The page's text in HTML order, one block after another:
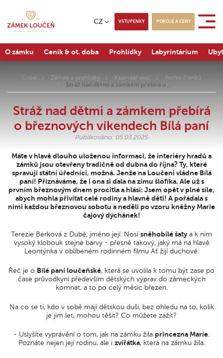
CZ VSTUPENKY POKOJE A CENY
O zámku Ceník & ot. doba Prohlídky Labyrintárium
Úvod Zámek a prohlídky Kalendář akcí
Archiv článků
Stráž nad dětmi a zámkem přebírá o…
Stráž nad dětmi a zámkem přebírá
o březnových víkendech Bílá paní
Publikováno: 05.03.2025
Máte v hlavě dlouho uloženou informaci, že interiéry hradů a
zámků jsou otevřeny tradičně od dubna do října? Ty, které
spravují státní úředníci, možná. Jenže na Loučeni vládne Bílá
paní! Přiznáváme, že i ona si dala na zimu šlofíka. Ale už s
prvním březnovým dnem procitla a hlásí: Jsem opět v plné síle,
abych mohla přivítat celé rodiny a hlavně děti! A pořádala s
nimi každou březnovou sobotu a neděli po vzoru kněžny Marie
čajový dýchánek!
Terezie Berková z Dubé, jméno její. Nosí sněhobílé šaty a k nim
vysoký klobouk stejné barvy - přesně takový, jaký má na hlavě
Leontýnka v oblíbeném rodinném filmu Ať žijí duchové.
Řeč je o Bílé paní loučeňské, která se uvolila k tomu být zase po
čase průvodkyní především dětských výprav do zámeckých
komnat, a to po celý měsíc březen.
Na co se ti, kdo v sobě mají dětskou duši, bez ohledu na to, kolik
je jim let, mohou těšit? Co můžete zažít?
- Uslyšíte vyprávění o tom, jak na zámku žila princezna Marie.
Poznáte nejen její rodinu, ale i zvířátka, která na zámku žila.